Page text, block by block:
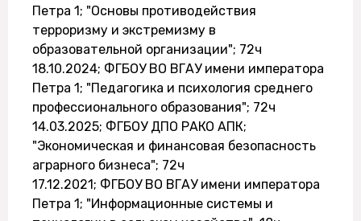
Петра 1; "Основы противодействия
терроризму и экстремизму в
образовательной организации"; 72ч
18.10.2024; ФГБОУ ВО ВГАУ имени императора
Петра 1; "Педагогика и психология среднего
профессионального образования"; 72ч
14.03.2025; ФГБОУ ДПО РАКО АПК;
"Экономическая и финансовая безопасность
аграрного бизнеса"; 72ч
17.12.2021; ФГБОУ ВО ВГАУ имени императора
Петра 1; "Информационные системы и